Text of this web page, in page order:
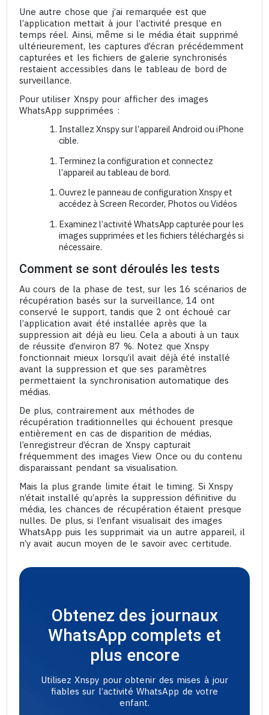
Une autre chose que j’ai remarquée est que
l’application mettait à jour l’activité presque en
temps réel. Ainsi, même si le média était supprimé
ultérieurement, les captures d’écran précédemment
capturées et les fichiers de galerie synchronisés
restaient accessibles dans le tableau de bord de
surveillance.
Pour utiliser Xnspy pour afficher des images
WhatsApp supprimées :
Installez Xnspy sur l’appareil Android ou iPhone
cible.
Terminez la configuration et connectez
l’appareil au tableau de bord.
Ouvrez le panneau de configuration Xnspy et
accédez à Screen Recorder, Photos ou Vidéos
Examinez l’activité WhatsApp capturée pour les
images supprimées et les fichiers téléchargés si
nécessaire.
Comment se sont déroulés les tests
Au cours de la phase de test, sur les 16 scénarios de
récupération basés sur la surveillance, 14 ont
conservé le support, tandis que 2 ont échoué car
l’application avait été installée après que la
suppression ait déjà eu lieu. Cela a abouti à un taux
de réussite d’environ 87 %. Notez que Xnspy
fonctionnait mieux lorsqu’il avait déjà été installé
avant la suppression et que ses paramètres
permettaient la synchronisation automatique des
médias.
De plus, contrairement aux méthodes de
récupération traditionnelles qui échouent presque
entièrement en cas de disparition de médias,
l’enregistreur d’écran de Xnspy capturait
fréquemment des images View Once ou du contenu
disparaissant pendant sa visualisation.
Mais la plus grande limite était le timing. Si Xnspy
n’était installé qu’après la suppression définitive du
média, les chances de récupération étaient presque
nulles. De plus, si l’enfant visualisait des images
WhatsApp puis les supprimait via un autre appareil, il
n’y avait aucun moyen de le savoir avec certitude.
Obtenez des journaux
WhatsApp complets et
plus encore
Utilisez Xnspy pour obtenir des mises à jour
fiables sur l’activité WhatsApp de votre
enfant.